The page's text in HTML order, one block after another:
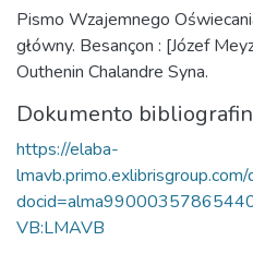
Pismo Wzajemnego
główny. Besançon : [Józef
Outhenin Chalandre Syna.
Dokumento
https://elaba-
VB:LMAVB